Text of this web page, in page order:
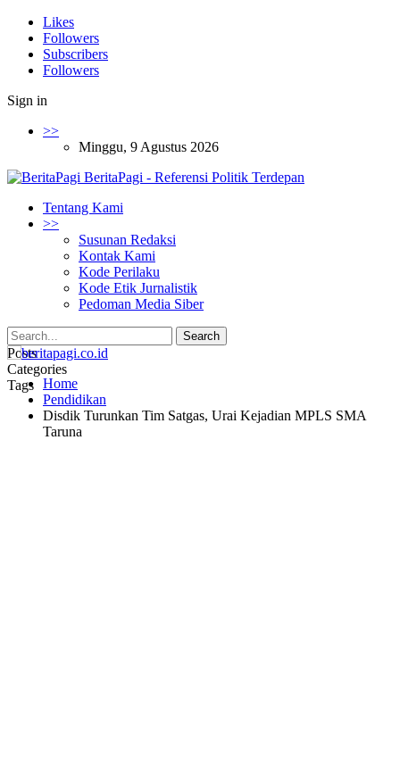
Likes
Followers
Subscribers
Followers
Sign in
>>
Minggu, 9 Agustus 2026
BeritaPagi - Referensi Politik Terdepan
Tentang Kami
>>
Susunan Redaksi
Kontak Kami
Kode Perilaku
Kode Etik Jurnalistik
Pedoman Media Siber
Posts
Categories
Tags Home
Pendidikan
Disdik Turunkan Tim Satgas, Urai Kejadian MPLS SMA
Taruna